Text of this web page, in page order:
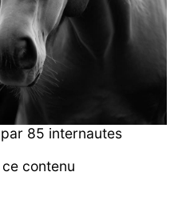
85 internautes
contenu